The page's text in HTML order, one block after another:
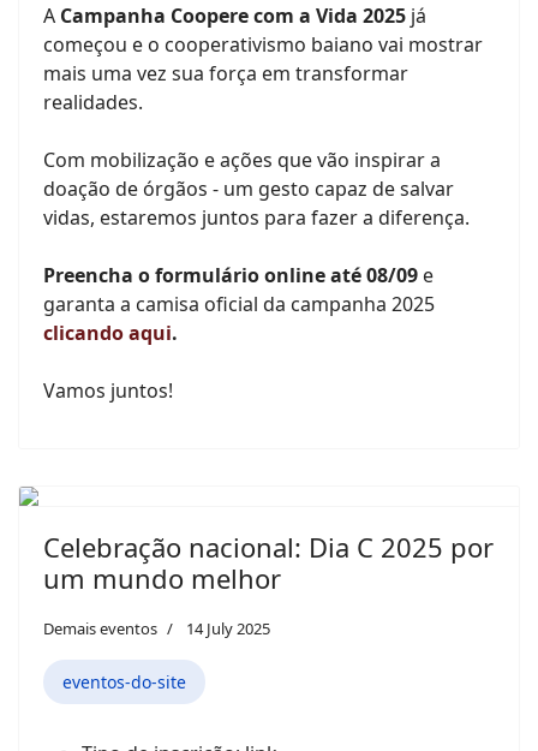
A Campanha Coopere com a Vida 2025 já
começou e o cooperativismo baiano vai mostrar
mais uma vez sua força em transformar
realidades.
Com mobilização e ações que vão inspirar a
doação de órgãos - um gesto capaz de salvar
vidas, estaremos juntos para fazer a diferença.
Preencha o formulário online até 08/09 e
garanta a camisa oficial da campanha 2025
clicando aqui.
Vamos juntos!
Celebração nacional: Dia C 2025 por
um mundo melhor
Demais eventos 14 July 2025
eventos-do-site